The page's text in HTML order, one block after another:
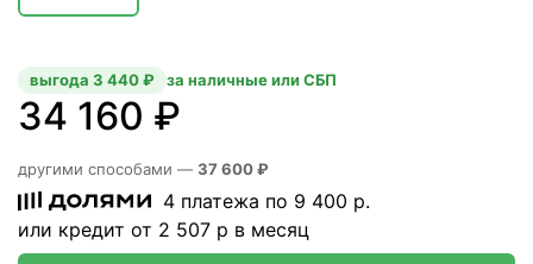
34 160 ₽
выгода 3 440 ₽ за наличные или СБП
другими способами — 37 600 ₽
4 платежа по 9 400 р.
или кредит от 2 507 р в месяц